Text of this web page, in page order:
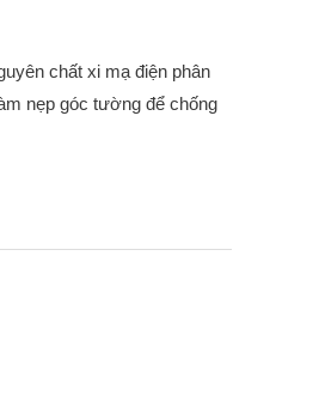
chất xi mạ điện phân
nẹp góc tường để chống